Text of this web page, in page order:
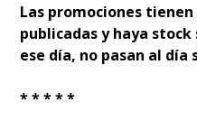
Las promociones
publicadas y haya stock
ese día, no pasan al día
* * * * *